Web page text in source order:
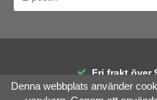
Fri frakt över
30 dagars öppet köp
Denna webbplats använder